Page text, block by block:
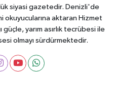
siyasi gazetedir. Denizli'de
okuyucularına aktaran Hizmet
yarım asırlık tecrübesi ile
olmayı sürdürmektedir.